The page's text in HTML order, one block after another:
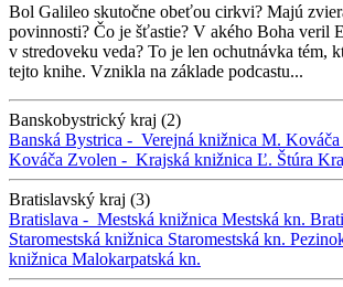
Bol Galileo skutočne obeťou cirkvi? Majú
povinnosti? Čo je šťastie? V akého Boha veril
v stredoveku veda? To je len ochutnávka tém,
tejto knihe. Vznikla na základe podcastu...
Banskobystrický kraj (2)
Banská Bystrica - Verejná knižnica M. Kováča
Kováča Zvolen - Krajská knižnica Ľ. Štúra
Bratislavský kraj (3)
Bratislava - Mestská knižnica Mestská kn.
Staromestská knižnica Staromestská kn.
knižnica Malokarpatská kn.